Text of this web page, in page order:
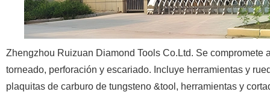
Zhengzhou Ruizuan Diamond Tools Co.Ltd. Se
torneado, perforación y escariado. Incluye herramientas y
plaquitas de carburo de tungsteno &tool, herramientas y